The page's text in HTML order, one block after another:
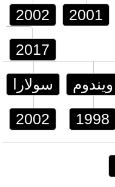
2002 2001
2017
سولارا
2002
ويندوم
1998